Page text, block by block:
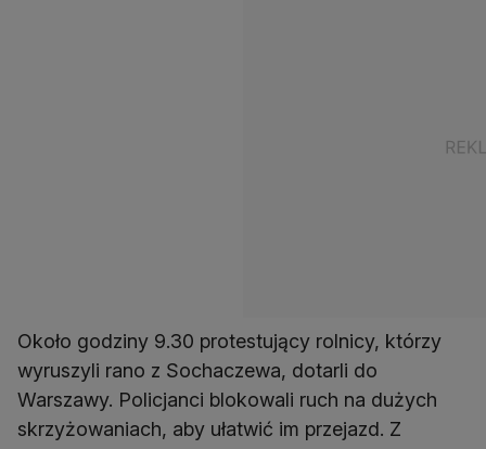
Około godziny 9.30 protestujący rolnicy, którzy
wyruszyli rano z Sochaczewa, dotarli do
Warszawy. Policjanci blokowali ruch na dużych
skrzyżowaniach, aby ułatwić im przejazd. Z